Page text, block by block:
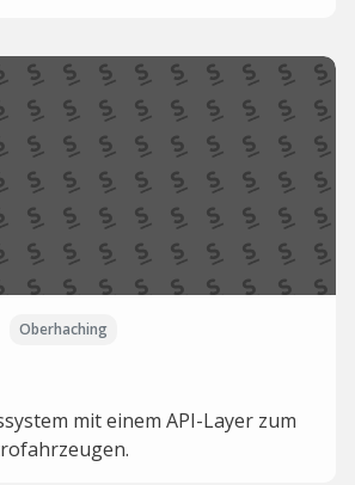
Oberhaching
mit einem API-Layer zum